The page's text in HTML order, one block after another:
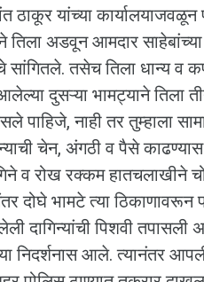
ठाकूर यांच्या कार्यालयाजवळून
तिला अडवून आमदार
सांगितले. तसेच तिला धान्य व
आलेल्या दुसऱ्या भामट्याने
पाहिजे, नाही तर तुम्हाला
चेन, अंगठी व पैसे
व रोख रक्कम हातचलाखीने
दोघे भामटे त्या ठिकाणावरून
दागिन्यांची पिशवी तपासली
निदर्शनास आले. त्यानंतर